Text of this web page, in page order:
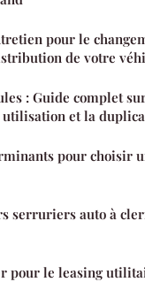
pour le
de votre
: Guide complet
et la
pour choisir
serruriers auto à
pour le leasing